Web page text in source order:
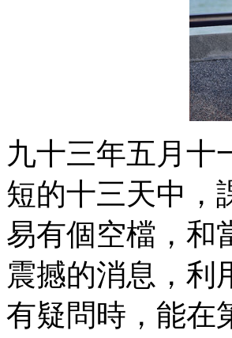
九十三年五月十
短的十三天中，
易有個空檔，和
震撼的消息，利
有疑問時，能在